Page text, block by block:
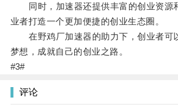
同时，加速器还提供丰富的创业资源
业者打造一个更加便捷的创业生态圈。
在野鸡厂加速器的助力下，创业者可
梦想，成就自己的创业之路。
#3#
评论